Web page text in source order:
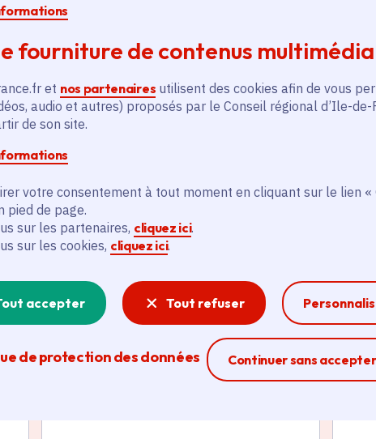
fourniture de contenus multimédia
et nos partenaires utilisent des cookies afin de vous
audio et autres) proposés par le Conseil régional d’Ile-de-
de son site.
votre consentement à tout moment en cliquant sur le lien «
pied de page.
sur les partenaires, cliquez ici.
sur les cookies, cliquez ici.
accepter Tout refuser
de protection des données Continuer sans accepter
Ferme la modale
En savoir plus En
thématique active
Actualité